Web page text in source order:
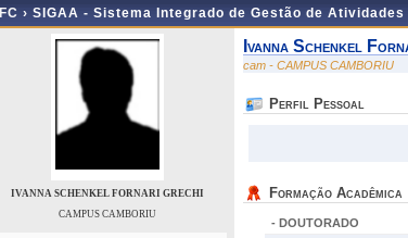
IFC › SIGAA - Sistema Integrado de Gestão de
IVANNA SCHENKEL FORNARI GRECHI
CAMPUS CAMBORIU
Ivanna Schenkel
cam - CAMPUS CAMBORIU
Perfil Pessoal
Formação Acadêmica
- DOUTORADO